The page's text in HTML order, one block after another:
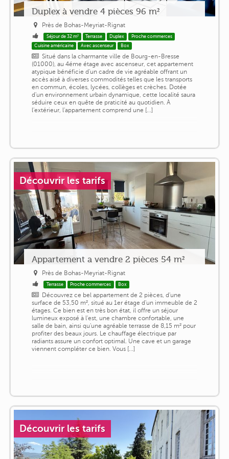
Duplex à vendre 4 pièces 96 m²
Près de Bohas-Meyriat-Rignat
Séjour de 32 m² Terrasse Duplex
Proche commerces
Cuisine américaine
Avec ascenseur Box
Situé dans la charmante ville de Bourg-en-Bresse
(01000), au 4éme étage avec ascenseur, cet appartement
atypique bénéficie d'un cadre de vie agréable offrant un
accès aisé à diverses commodités telles que les transports
en commun, écoles, lycées, collèges et crèches. Dotée
d'un environnement urbain dynamique, cette localité saura
séduire ceux en quête de praticité au quotidien. À
l'extérieur, l'appartement comprend une [...]
Découvrir les tarifs
Appartement a vendre 2 pièces 54 m²
Près de Bohas-Meyriat-Rignat
Terrasse Proche commerces Box
Découvrez ce bel appartement de 2 pièces, d'une
surface de 53,50 m², situé au 1er étage d'un immeuble de 2
étages. Ce bien est en très bon état, il offre un séjour
lumineux exposé à l'est, une chambre confortable, une
salle de bain, ainsi qu'une agréable terrasse de 8,15 m² pour
profiter des beaux jours. Le chauffage électrique par
radiants assure un confort optimal. Une cave et un garage
viennent compléter ce bien. Vous [...]
Découvrir les tarifs